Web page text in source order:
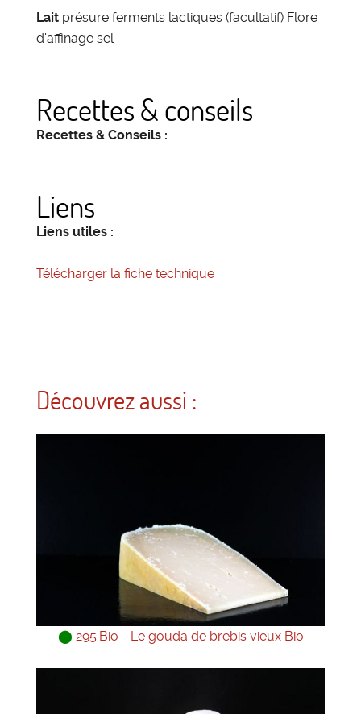
Lait présure ferments lactiques (facultatif) Flore
d'affinage sel
Recettes & conseils
Recettes & Conseils :
Liens
Liens utiles :
Télécharger la fiche technique
Découvrez aussi :
⬤ 295.Bio - Le gouda de brebis vieux Bio